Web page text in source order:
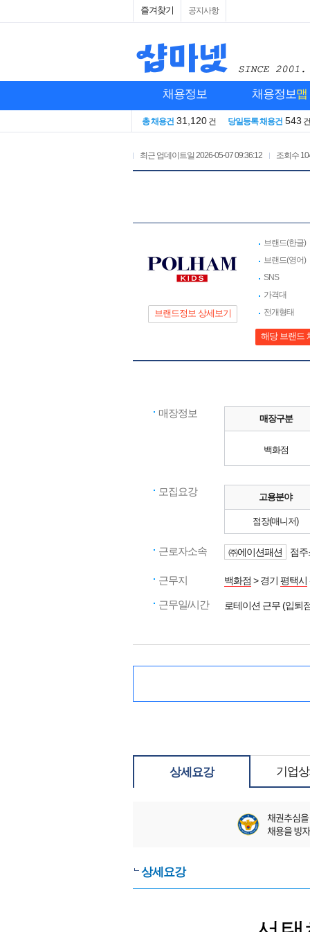
즐겨찾기 공지사항
채용정보 채용정보맵
총 채용건 31,120 건 당일등록 채용건 543 건
최근 업데이트일 2026-05-07 09:36:12 조회수
브랜드정보 상세보기
브랜드(한글)
브랜드(영어)
SNS
가격대
전개형태
해당 브랜드
매장정보 매장구분
백화점
모집요강 고용분야
점장(매니저)
근로자소속 ㈜에이션패션 점
근무지 백화점 > 경기 평택시
근무일/시간 로테이션 근무 (입퇴
상세요강 기업
상세요강